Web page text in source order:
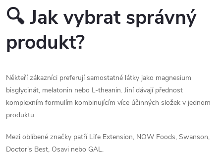
🔍 Jak vybrat správný
produkt?
Někteří zákazníci preferují samostatné látky jako magnesium
bisglycinát, melatonin nebo L-theanin. Jiní dávají přednost
komplexním formulím kombinujícím více účinných složek v jednom
produktu.
Mezi oblíbené značky patří Life Extension, NOW Foods, Swanson,
Doctor's Best, Osavi nebo GAL.